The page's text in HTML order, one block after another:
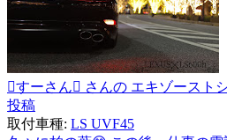
すーさん さんの エキゾースト
投稿
取付車種: LS UVF45